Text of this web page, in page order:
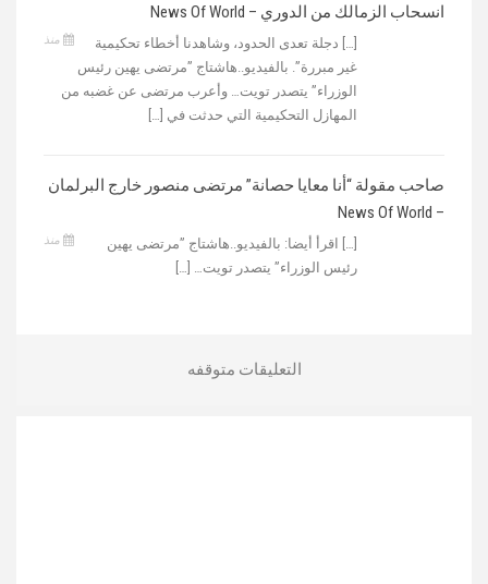
انسحاب الزمالك من الدوري – News Of World
منذ
[…] دجلة تعدى الحدود، وشاهدنا أخطاء تحكيمية
غير مبررة”. بالفيديو..هاشتاج ”مرتضى يهين رئيس
الوزراء” يتصدر تويت… وأعرب مرتضى عن غضبه من
المهازل التحكيمية التي حدثت في […]
صاحب مقولة “أنا معايا حصانة” مرتضى منصور خارج البرلمان
– News Of World
منذ
[…] اقرأ أيضا: بالفيديو..هاشتاج ”مرتضى يهين
رئيس الوزراء” يتصدر تويت… […]
التعليقات متوقفه